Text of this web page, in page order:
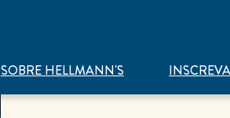
SOBRE HELLMANN'S